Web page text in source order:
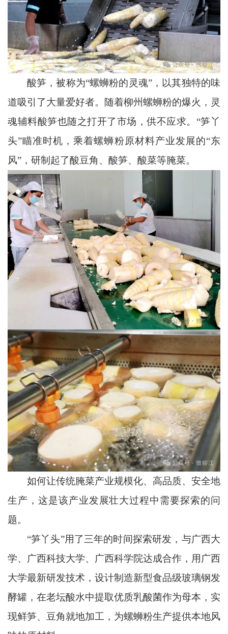
酸笋，被称为“螺蛳粉的灵魂”，以其独特的味
道吸引了大量爱好者。随着柳州螺蛳粉的爆火，灵
魂辅料酸笋也随之打开了市场，供不应求。“笋丫
头”瞄准时机，乘着螺蛳粉原材料产业发展的“东
风”，研制起了酸豆角、酸笋、酸菜等腌菜。
如何让传统腌菜产业规模化、高品质、安全地
生产，这是该产业发展壮大过程中需要探索的问
题。
“笋丫头”用了三年的时间探索研发，与广西大
学、广西科技大学、广西科学院达成合作，用广西
大学最新研发技术，设计制造新型食品级玻璃钢发
酵罐，在老坛酸水中提取优质乳酸菌作为母本，实
现鲜笋、豆角就地加工，为螺蛳粉生产提供本地风